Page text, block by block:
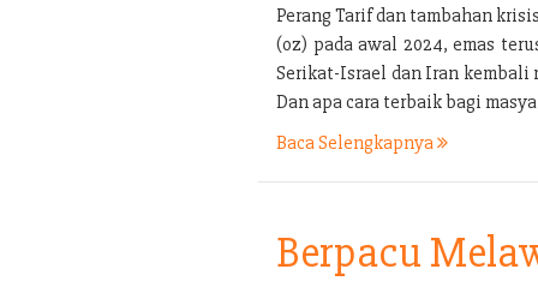
Perang Tarif dan tambahan
(oz) pada awal 2024, emas
Serikat-Israel dan Iran kembali
Dan apa cara terbaik bagi
Baca Selengkapnya
Berpacu